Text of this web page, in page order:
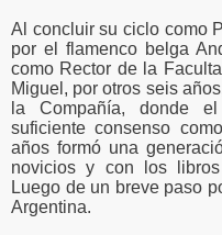
Al concluir su ciclo como
por el flamenco belga
como Rector de la
Miguel, por otros seis
la Compañía, donde
suficiente consenso
años formó una
novicios y con los
Luego de un breve paso
Argentina.